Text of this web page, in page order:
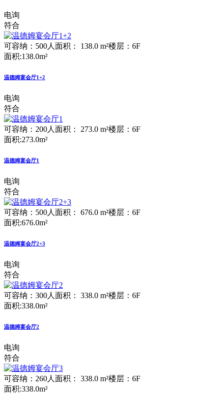
电询
符合
可容纳：500人 面积： 138.0 m²楼层：6F
面积:138.0m²
温德姆宴会厅1+2
电询
符合
可容纳：200人 面积： 273.0 m²楼层：6F
面积:273.0m²
温德姆宴会厅1
电询
符合
可容纳：500人 面积： 676.0 m²楼层：6F
面积:676.0m²
温德姆宴会厅2+3
电询
符合
可容纳：300人 面积： 338.0 m²楼层：6F
面积:338.0m²
温德姆宴会厅2
电询
符合
可容纳：260人 面积： 338.0 m²楼层：6F
面积:338.0m²